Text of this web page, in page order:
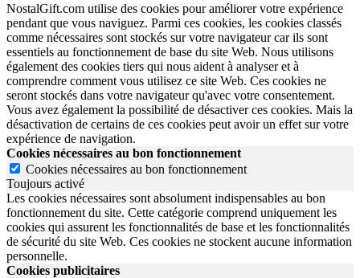
NostalGift.com utilise des cookies pour améliorer votre expérience
pendant que vous naviguez. Parmi ces cookies, les cookies classés
comme nécessaires sont stockés sur votre navigateur car ils sont
essentiels au fonctionnement de base du site Web. Nous utilisons
également des cookies tiers qui nous aident à analyser et à
comprendre comment vous utilisez ce site Web. Ces cookies ne
seront stockés dans votre navigateur qu'avec votre consentement.
Vous avez également la possibilité de désactiver ces cookies. Mais la
désactivation de certains de ces cookies peut avoir un effet sur votre
expérience de navigation.
Cookies nécessaires au bon fonctionnement
Cookies nécessaires au bon fonctionnement
Toujours activé
Les cookies nécessaires sont absolument indispensables au bon
fonctionnement du site. Cette catégorie comprend uniquement les
cookies qui assurent les fonctionnalités de base et les fonctionnalités
de sécurité du site Web. Ces cookies ne stockent aucune information
personnelle.
Cookies publicitaires